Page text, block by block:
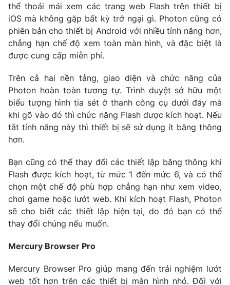
Photo Infographic
Video Shorts video
VTV Money VTV Thể thao
VTV Sức khoẻ Bất động sản
Thị trường 24h Tấm lòng Việt
VTV4 Vươn mình bằng AI
VTV9 VTV8
Liên hệ tòa soạn
THỜI BÁO VTV
thể thoải mái xem các trang web Flash trên thiết bị
iOS mà không gặp bất kỳ trở ngại gì. Photon cũng có
phiên bản cho thiết bị Android với nhiều tính năng hơn,
chẳng hạn chế độ xem toàn màn hình, và đặc biệt là
được cung cấp miễn phí.
Trên cả hai nền tảng, giao diện và chức năng của
Photon hoàn toàn tương tự. Trình duyệt sở hữu một
biểu tượng hình tia sét ở thanh công cụ dưới đáy mà
khi gõ vào đó thì chức năng Flash được kích hoạt. Nếu
tắt tính năng này thì thiết bị sẽ sử dụng ít băng thông
hơn.
Bạn cũng có thể thay đổi các thiết lập băng thông khi
Flash được kích hoạt, từ mức 1 đến mức 6, và có thể
chọn một chế độ phù hợp chẳng hạn như xem video,
chơi game hoặc lướt web. Khi kích hoạt Flash, Photon
sẽ cho biết các thiết lập hiện tại, do đó bạn có thể
thay đổi chúng nếu muốn.
Mercury Browser Pro
Mercury Browser Pro giúp mang đến trải nghiệm lướt
web tốt hơn trên các thiết bị màn hình nhỏ. Đối với